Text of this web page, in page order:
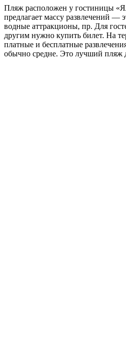
Пляж расположен у гостиницы
предлагает массу развлечений —
водные аттракционы, пр. Для
другим нужно купить билет. На
платные и бесплатные
обычно средне. Это лучший пляж